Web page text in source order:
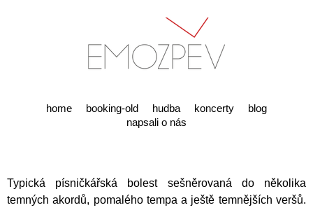
home booking-old hudba koncerty
blog
napsali o nás
Typická písničkářská bolest sešněrovaná do několika
temných akordů, pomalého tempa a ještě temnějších veršů.